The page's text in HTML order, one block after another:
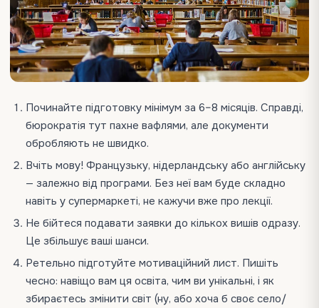
Починайте підготовку мінімум за 6–8 місяців. Справді,
бюрократія тут пахне вафлями, але документи
обробляють не швидко.
Вчіть мову! Французьку, нідерландську або англійську
— залежно від програми. Без неї вам буде складно
навіть у супермаркеті, не кажучи вже про лекції.
Не бійтеся подавати заявки до кількох вишів одразу.
Це збільшує ваші шанси.
Ретельно підготуйте мотиваційний лист. Пишіть
чесно: навіщо вам ця освіта, чим ви унікальні, і як
збираєтесь змінити світ (ну, або хоча б своє село/